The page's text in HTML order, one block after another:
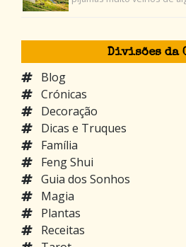
Divisões da
Blog
Crónicas
Decoração
Dicas e Truques
Família
Feng Shui
Guia dos Sonhos
Magia
Plantas
Receitas